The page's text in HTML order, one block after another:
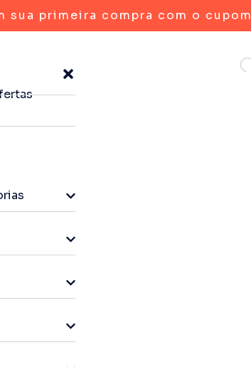
sua primeira compra com o cupom